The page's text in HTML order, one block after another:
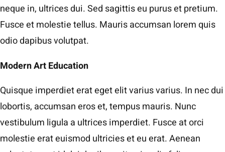
neque in, ultrices dui. Sed sagittis eu purus et pretium.
Fusce et molestie tellus. Mauris accumsan lorem quis
odio dapibus volutpat.
Modern Art Education
Quisque imperdiet erat eget elit varius varius. In nec dui
lobortis, accumsan eros et, tempus mauris. Nunc
vestibulum ligula a ultrices imperdiet. Fusce at orci
molestie erat euismod ultricies et eu erat. Aenean